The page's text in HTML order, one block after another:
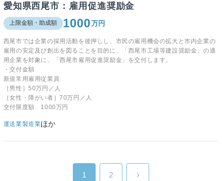
愛知県西尾市：雇用促進奨励金
上限金額・助成額 1000万円
西尾市では企業の採用活動を後押しし、市民の雇用機会の拡大と市内企業の
雇用の安定及び創出を図ることを目的に、「西尾市工場等建設奨励金」の適
用企業を対象に、「西尾市雇用促進奨励金」を交付します。
・交付金額
新規常用雇用従業員
［男性］50万円／人
［女性・障がい者］70万円／人
交付限度額 1000万円
運送業製造業ほか
1 2